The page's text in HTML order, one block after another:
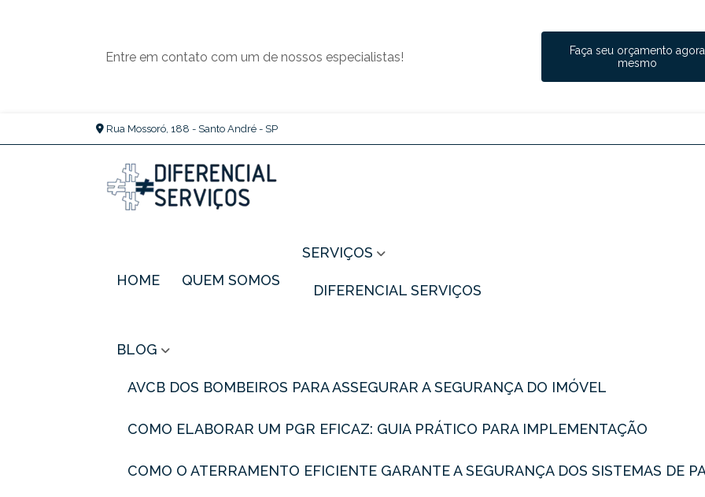
Entre em contato com um de nossos especialistas!
Faça seu orçamento agora
mesmo
Rua Mossoró, 188 - Santo André - SP
HOME QUEM SOMOS
SERVIÇOS
DIFERENCIAL SERVIÇOS
BLOG
AVCB DOS BOMBEIROS PARA ASSEGURAR A SEGURANÇA DO IMÓVEL
COMO ELABORAR UM PGR EFICAZ: GUIA PRÁTICO PARA IMPLEMENTAÇÃO
COMO O ATERRAMENTO EFICIENTE GARANTE A SEGURANÇA DOS SISTEMAS DE